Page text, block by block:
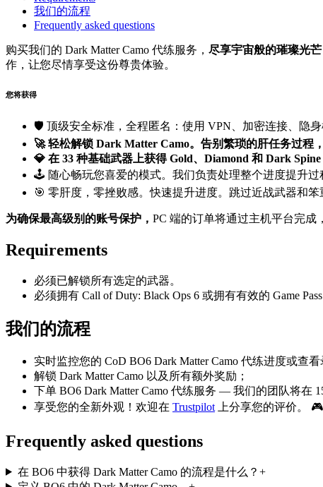
我们的流程
Frequently asked questions
购买我们的 Dark Matter Camo 代练服务， 尽享宇宙般的璀璨光芒
作，让您尽情享受这份尊贵体验。
您将获得
🛡️ 顶级安全标准，全程匿名：使用 VPN、加密连接、隐身
🚀 轻松解锁 Dark Matter Camo。告别繁琐的肝任务过程
💎 在 33 种基础武器上获得 Gold、Diamond 和 Dark
🕹️ 随心畅玩您喜爱的模式。我们负责处理整个进度提升过
🎯 零肝度，零挫败感。快速提升进度。跳过近战武器和笨
为确保最高级别的账号保护， PC 端的订单将通过主机平台完成
Requirements
必须已解锁所有选定的武器。
必须拥有 Call of Duty: Black Ops 6 或拥有有效的 Game Pass
我们的流程
实时监控您的 CoD BO6 Dark Matter Camo 代练进度或查看
解锁 Dark Matter Camo 以及所有额外奖励；
下单 BO6 Dark Matter Camo 代练服务 — 我们的团队将在
享受您的全新外观！欢迎在 Trustpilot 上分享您的评价。 🎮
Frequently asked questions
在 BO6 中获得 Dark Matter Camo 的流程是什么？ +